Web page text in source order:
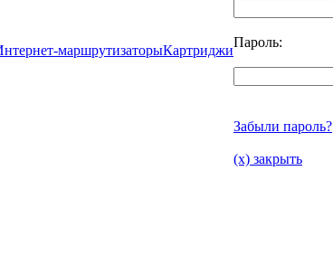
маршрутизаторыКартриджи
Пароль:
Забыли пароль?
(x) закрыть